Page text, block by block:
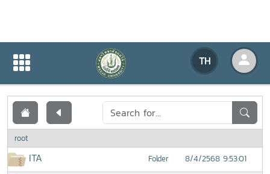
TH
เอกสารเผยแพร่
root
ITA Folder 8/4/2568 9:53:01